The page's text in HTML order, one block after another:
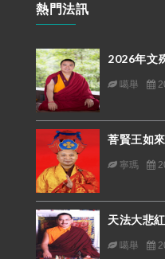
熱門法訊
2026年文
噶舉
菩賢王如
寧瑪
天法大悲
噶舉